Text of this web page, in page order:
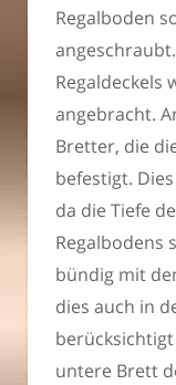
Regalboden
Regaldeckels
angebracht.
Bretter, die
befestigt.
da die Tiefe
Regalbodens
bündig mit
dies auch in
untere Brett